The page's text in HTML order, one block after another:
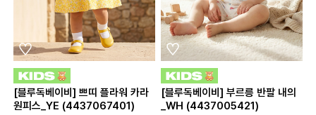
[블루독베이비] 쁘띠 플라워 카라
원피스_YE (4437067401)
[블루독베이비] 부르릉 반팔 내의
_WH (4437005421)